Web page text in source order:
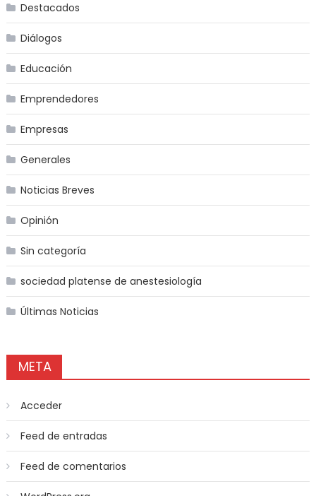
Destacados
Diálogos
Educación
Emprendedores
Empresas
Generales
Noticias Breves
Opinión
Sin categoría
sociedad platense de anestesiología
Últimas Noticias
META
Acceder
Feed de entradas
Feed de comentarios